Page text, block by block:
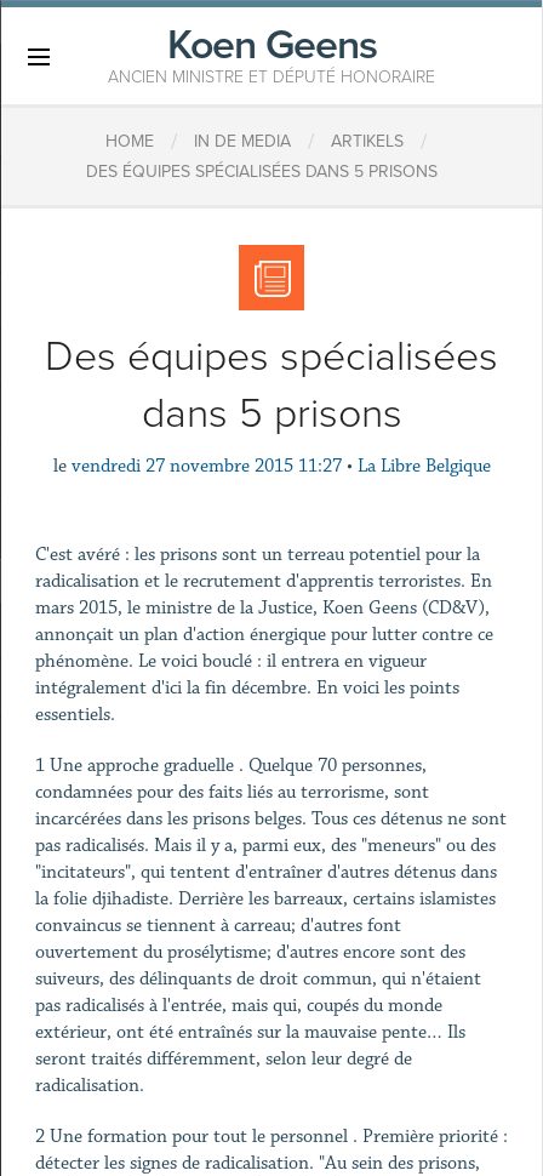
Koen Geens
ANCIEN MINISTRE ET DÉPUTÉ HONORAIRE
HOME / IN DE MEDIA / ARTIKELS /
DES ÉQUIPES SPÉCIALISÉES DANS 5 PRISONS
Des équipes spécialisées
dans 5 prisons
le vendredi 27 novembre 2015 11:27 • La Libre Belgique
C'est avéré : les prisons sont un terreau potentiel pour la
radicalisation et le recrutement d'apprentis terroristes. En
mars 2015, le ministre de la Justice, Koen Geens (CD&V),
annonçait un plan d'action énergique pour lutter contre ce
phénomène. Le voici bouclé : il entrera en vigueur
intégralement d'ici la fin décembre. En voici les points
essentiels.
1 Une approche graduelle . Quelque 70 personnes,
condamnées pour des faits liés au terrorisme, sont
incarcérées dans les prisons belges. Tous ces détenus ne sont
pas radicalisés. Mais il y a, parmi eux, des "meneurs" ou des
"incitateurs", qui tentent d'entraîner d'autres détenus dans
la folie djihadiste. Derrière les barreaux, certains islamistes
convaincus se tiennent à carreau; d'autres font
ouvertement du prosélytisme; d'autres encore sont des
suiveurs, des délinquants de droit commun, qui n'étaient
pas radicalisés à l'entrée, mais qui, coupés du monde
extérieur, ont été entraînés sur la mauvaise pente… Ils
seront traités différemment, selon leur degré de
radicalisation.
2 Une formation pour tout le personnel . Première priorité :
détecter les signes de radicalisation. "Au sein des prisons,